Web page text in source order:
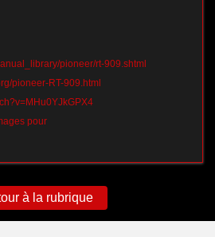
pioneer/rt-909.shtml
pioneer-RT-909.html
à la rubrique